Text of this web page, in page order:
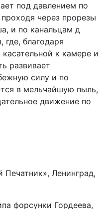
под давлением по
через прорезы
и по канальцам д
где, благодаря
к камере и
развивает
силу и по
в мельчайшую пыль,
движение по
Ленинград,
форсунки Гордеева,